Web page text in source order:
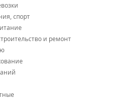
спорт
и ремонт